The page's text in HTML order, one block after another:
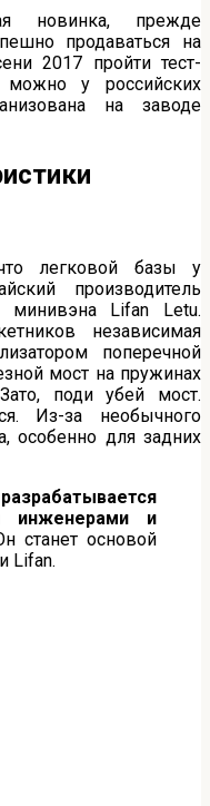
новинка, прежде
продаваться на
2017 пройти тест-
у российских
на заводе
легковой базы у
производитель
Lifan Letu.
независимая
поперечной
мост на пружинах
поди убей мост.
Из-за необычного
особенно для задних
инженерами и
станет основой
Lifan.